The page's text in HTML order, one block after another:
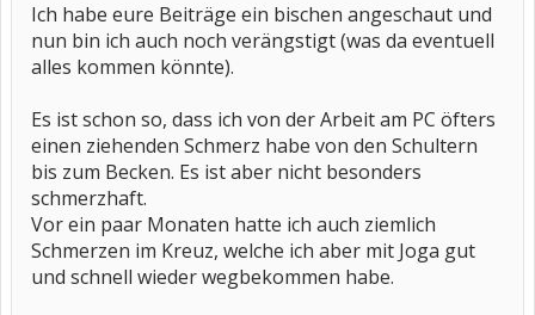
Ich habe eure Beiträge ein bischen angeschaut und
nun bin ich auch noch verängstigt (was da eventuell
alles kommen könnte).
Es ist schon so, dass ich von der Arbeit am PC öfters
einen ziehenden Schmerz habe von den Schultern
bis zum Becken. Es ist aber nicht besonders
schmerzhaft.
Vor ein paar Monaten hatte ich auch ziemlich
Schmerzen im Kreuz, welche ich aber mit Joga gut
und schnell wieder wegbekommen habe.